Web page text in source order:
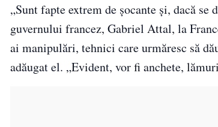
„Sunt fapte extrem de şocante şi, dacă
guvernului francez, Gabriel Attal, la
ai manipulări, tehnici care urmăresc să
adăugat el. „Evident, vor fi anchete,